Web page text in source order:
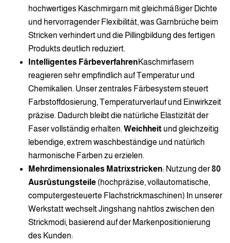
hochwertiges Kaschmirgarn mit gleichmäßiger Dichte
und hervorragender Flexibilität, was Garnbrüche beim
Stricken verhindert und die Pillingbildung des fertigen
Produkts deutlich reduziert.
Intelligentes FärbeverfahrenKaschmirfasern
reagieren sehr empfindlich auf Temperatur und
Chemikalien. Unser zentrales Färbesystem steuert
Farbstoffdosierung, Temperaturverlauf und Einwirkzeit
präzise. Dadurch bleibt die natürliche Elastizität der
Faser vollständig erhalten. Weichheit und gleichzeitig
lebendige, extrem waschbeständige und natürlich
harmonische Farben zu erzielen.
Mehrdimensionales Matrixstricken: Nutzung der80
Ausrüstungsteile (hochpräzise, vollautomatische,
computergesteuerte Flachstrickmaschinen) In unserer
Werkstatt wechselt Jingshang nahtlos zwischen den
Strickmodi, basierend auf der Markenpositionierung
des Kunden: